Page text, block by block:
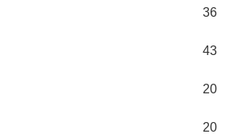
36
43
20
20